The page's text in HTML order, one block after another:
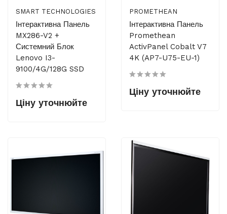
SMART TECHNOLOGIES
Інтерактивна Панель
MX286-V2 +
Системний Блок
Lenovo I3-
9100/4G/128G SSD
Ціну уточнюйте
PROMETHEAN
Інтерактивна Панель
Promethean
ActivPanel Cobalt V7
4K (AP7-U75-EU-1)
Ціну уточнюйте